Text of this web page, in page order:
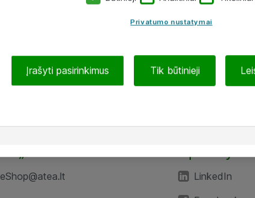
eShop@atea.lt
LinkedIn
Privatumo nustatymai
Įrašyti pasirinkimus Tik būtinieji